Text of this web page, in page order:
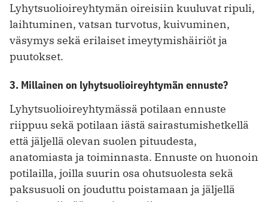
Lyhytsuolioireyhtymän oireisiin kuuluvat ripuli,
laihtuminen, vatsan turvotus, kuivuminen,
väsymys sekä erilaiset imeytymishäiriöt ja
puutokset.
3. Millainen on lyhytsuolioireyhtymän ennuste?
Lyhytsuolioireyhtymässä potilaan ennuste
riippuu sekä potilaan iästä sairastumishetkellä
että jäljellä olevan suolen pituudesta,
anatomiasta ja toiminnasta. Ennuste on huonoin
potilailla, joilla suurin osa ohutsuolesta sekä
paksusuoli on jouduttu poistamaan ja jäljellä